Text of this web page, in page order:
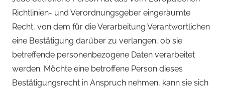
Richtlinien- und Verordnungsgeber eingeräumte
Recht, von dem für die Verarbeitung Verantwortlichen
eine Bestätigung darüber zu verlangen, ob sie
betreffende personenbezogene Daten verarbeitet
werden. Möchte eine betroffene Person dieses
Bestätigungsrecht in Anspruch nehmen, kann sie sich